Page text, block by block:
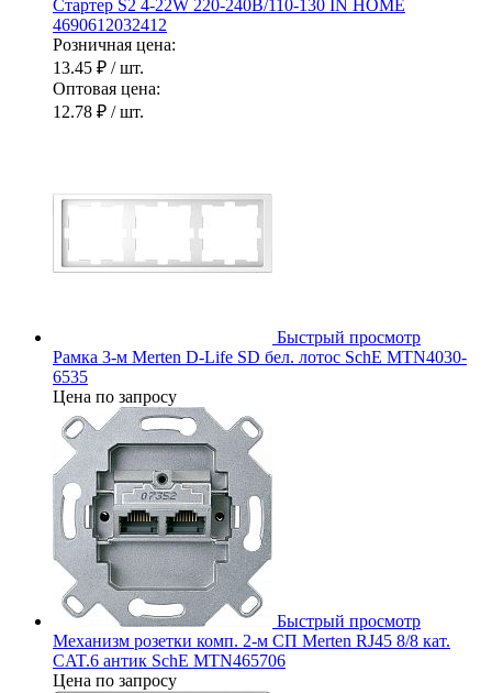
Стартер S2 4-22W 220-240В/110-130 IN HOME
4690612032412
Розничная цена:
13.45 ₽ / шт.
Оптовая цена:
12.78 ₽ / шт.
Быстрый просмотр
Рамка 3-м Merten D-Life SD бел. лотос SchE MTN4030-
6535
Цена по запросу
Быстрый просмотр
Механизм розетки комп. 2-м СП Merten RJ45 8/8 кат.
CAT.6 антик SchE MTN465706
Цена по запросу